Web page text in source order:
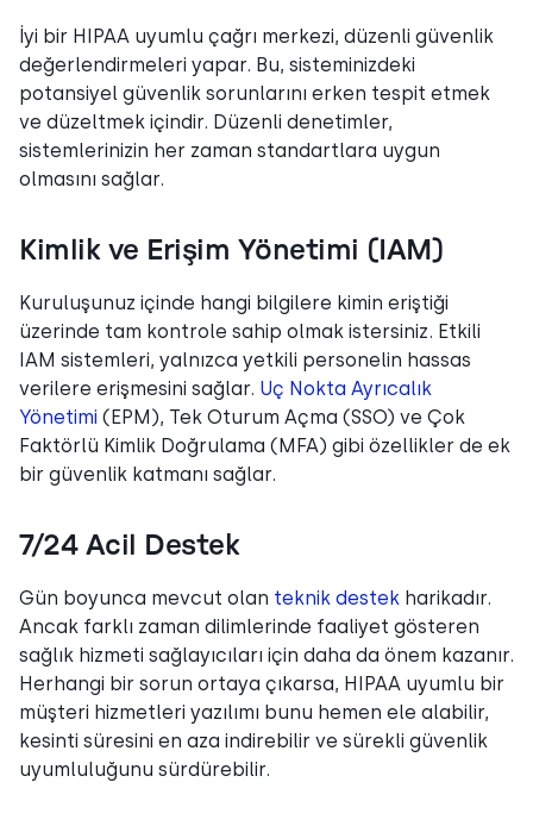
İyi bir HIPAA uyumlu çağrı merkezi, düzenli güvenlik
değerlendirmeleri yapar. Bu, sisteminizdeki
potansiyel güvenlik sorunlarını erken tespit etmek
ve düzeltmek içindir. Düzenli denetimler,
sistemlerinizin her zaman standartlara uygun
olmasını sağlar.
Kimlik ve Erişim Yönetimi (IAM)
Kuruluşunuz içinde hangi bilgilere kimin eriştiği
üzerinde tam kontrole sahip olmak istersiniz. Etkili
IAM sistemleri, yalnızca yetkili personelin hassas
verilere erişmesini sağlar. Uç Nokta Ayrıcalık
Yönetimi (EPM), Tek Oturum Açma (SSO) ve Çok
Faktörlü Kimlik Doğrulama (MFA) gibi özellikler de ek
bir güvenlik katmanı sağlar.
7/24 Acil Destek
Gün boyunca mevcut olan teknik destek harikadır.
Ancak farklı zaman dilimlerinde faaliyet gösteren
sağlık hizmeti sağlayıcıları için daha da önem kazanır.
Herhangi bir sorun ortaya çıkarsa, HIPAA uyumlu bir
müşteri hizmetleri yazılımı bunu hemen ele alabilir,
kesinti süresini en aza indirebilir ve sürekli güvenlik
uyumluluğunu sürdürebilir.